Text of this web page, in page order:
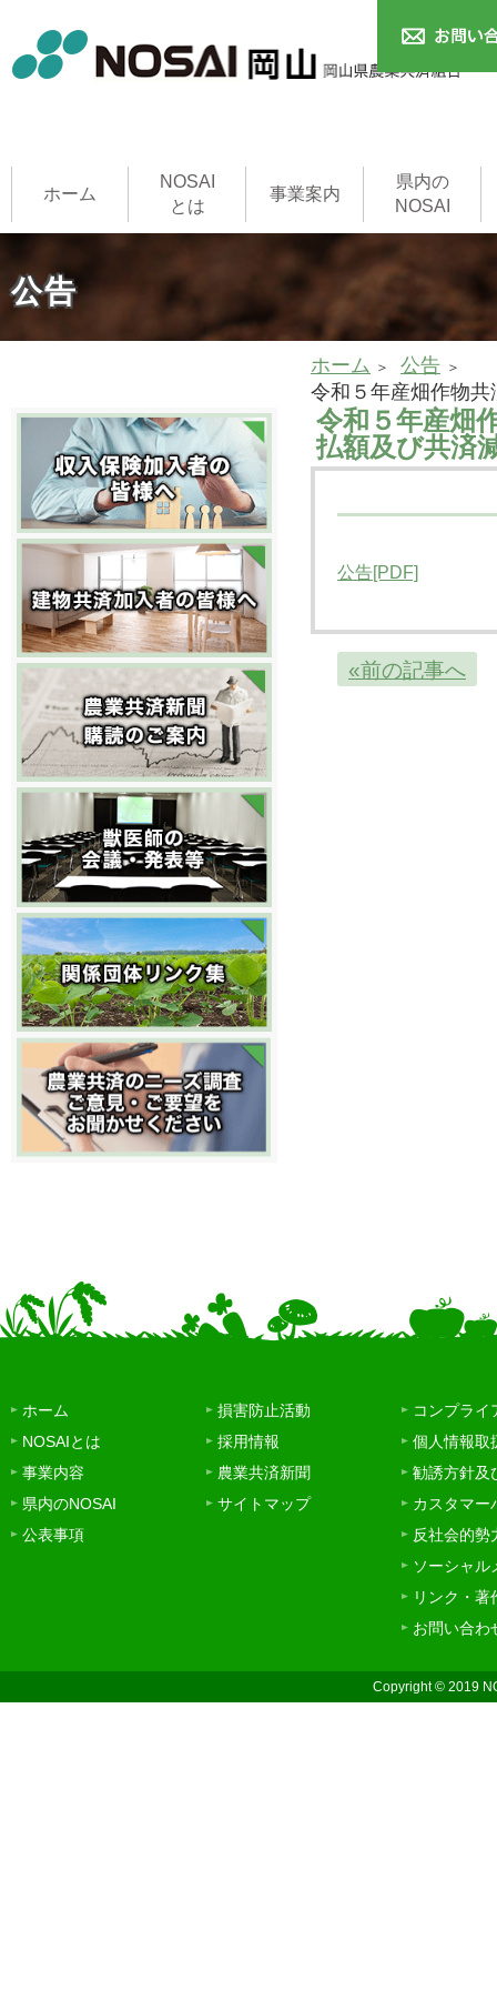
ホーム
NOSAI
とは
事業案内
県内の
NOSAI
本支所
家畜診療所
公告
ホーム
公告
令和５年産畑作物
令和５年産畑
払額及び共済
公告[PDF]
«前の記事へ
ホーム
NOSAIとは
事業内容
県内のNOSAI
公表事項
損害防止活動
採用情報
農業共済新聞
サイトマップ
コンプライ
個人情報取
勧誘方針及
カスタマー
反社会的勢
ソーシャル
リンク・著
お問い合わ
Copyright © 2019